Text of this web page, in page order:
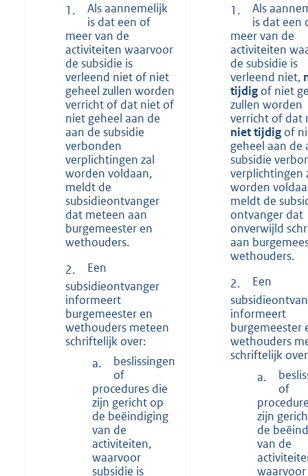
1.
Als aannemelijk
is dat een of
meer van de
activiteiten waarvoor
de subsidie is
verleend niet of niet
geheel zullen worden
verricht of dat niet of
niet geheel aan de
aan de subsidie
verbonden
verplichtingen zal
worden voldaan,
meldt de
subsidieontvanger
dat meteen aan
burgemeester en
wethouders.
2.
Een
subsidieontvanger
informeert
burgemeester en
wethouders meteen
schriftelijk over:
a.
beslissingen
of
procedures die
zijn gericht op
de beëindiging
van de
activiteiten,
waarvoor
subsidie is
1.
Als
is dat een
meer van de
activiteiten
de subsidie is
verleend niet,
tijdigof niet
zullen worden
verricht of dat
niet tijdigof
geheel aan de
subsidie
verplichtingen
worden
meldt de
ontvanger dat
onverwijld
aan
wethouders.
2.
Een
informeert
burgemeester
wethouders
schriftelijk
a.
of
zijn
de
van de
waarvoor